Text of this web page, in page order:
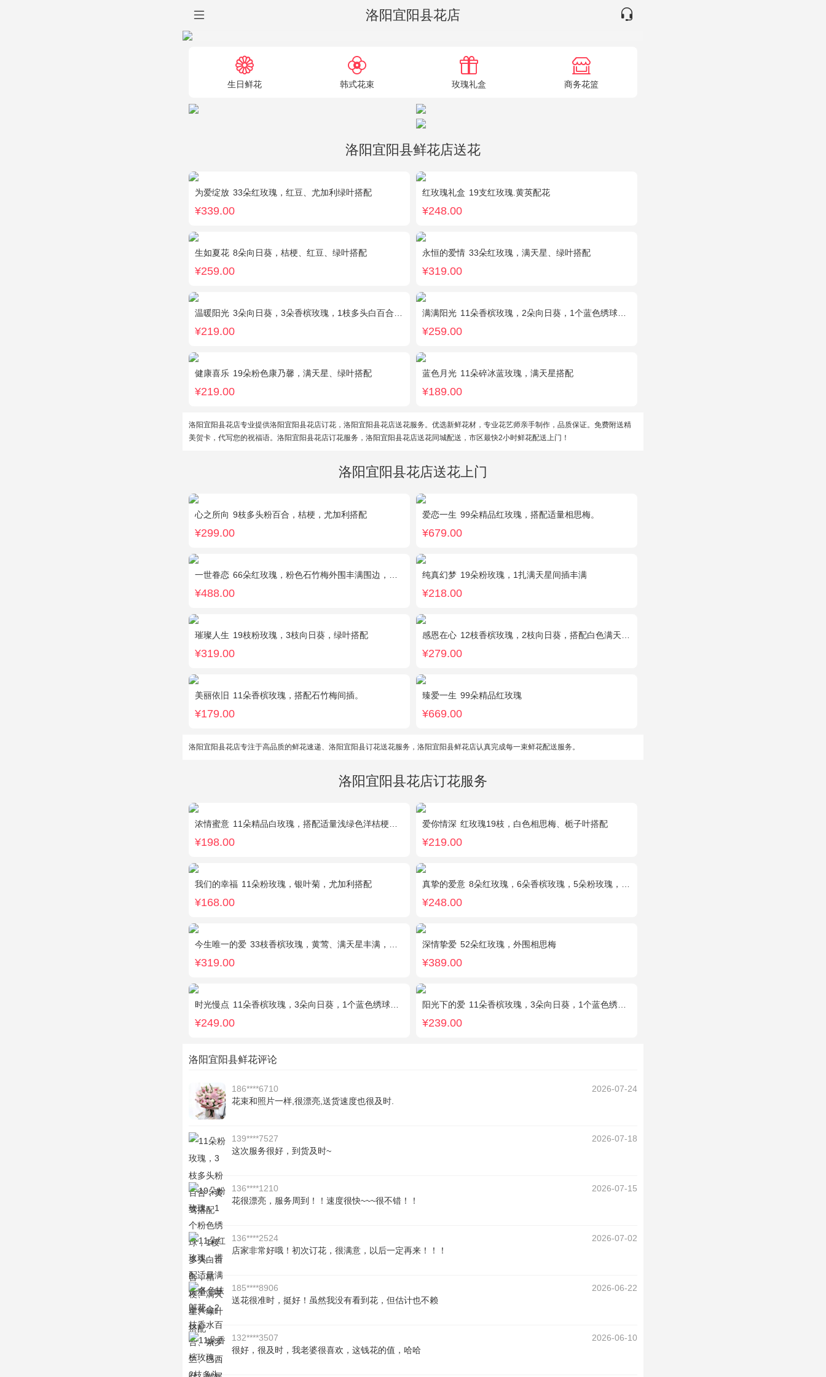
洛阳宜阳县花店
生日鲜花 韩式花束 玫瑰礼盒 商务花篮
洛阳宜阳县鲜花店送花
为爱绽放 33朵红玫瑰，红豆、尤加利绿叶搭配
¥339.00
红玫瑰礼盒 19支红玫瑰.黄英配花
¥248.00
生如夏花 8朵向日葵，桔梗、红豆、绿叶搭配
¥259.00
永恒的爱情 33朵红玫瑰，满天星、绿叶搭配
¥319.00
温暖阳光 3朵向日葵，3朵香槟玫瑰，1枝多头白百合，配花、配草搭配
¥219.00
满满阳光 11朵香槟玫瑰，2朵向日葵，1个蓝色绣球，配花、桔梗、绿叶搭配
¥259.00
健康喜乐 19朵粉色康乃馨，满天星、绿叶搭配
¥219.00
蓝色月光 11朵碎冰蓝玫瑰，满天星搭配
¥189.00
洛阳宜阳县花店专业提供洛阳宜阳县花店订花，洛阳宜阳县花店送花服务。优选新鲜花材，专业花艺师亲手制作，品质保证。免费附送精
美贺卡，代写您的祝福语。洛阳宜阳县花店订花服务，洛阳宜阳县花店送花同城配送，市区最快2小时鲜花配送上门！
洛阳宜阳县花店送花上门
心之所向 9枝多头粉百合，桔梗，尤加利搭配
¥299.00
爱恋一生 99朵精品红玫瑰，搭配适量相思梅。
¥679.00
一世眷恋 66朵红玫瑰，粉色石竹梅外围丰满围边，黑色丝带搭配
¥488.00
纯真幻梦 19朵粉玫瑰，1扎满天星间插丰满
¥218.00
璀璨人生 19枝粉玫瑰，3枝向日葵，绿叶搭配
¥319.00
感恩在心 12枝香槟玫瑰，2枝向日葵，搭配白色满天星、尤加利叶
¥279.00
美丽依旧 11朵香槟玫瑰，搭配石竹梅间插。
¥179.00
臻爱一生 99朵精品红玫瑰
¥669.00
洛阳宜阳县花店专注于高品质的鲜花速递、洛阳宜阳县订花送花服务，洛阳宜阳县鲜花店认真完成每一束鲜花配送服务。
洛阳宜阳县花店订花服务
浓情蜜意 11朵精品白玫瑰，搭配适量浅绿色洋桔梗、书带草、黄莺。
¥198.00
爱你情深 红玫瑰19枝，白色相思梅、栀子叶搭配
¥219.00
我们的幸福 11朵粉玫瑰，银叶菊，尤加利搭配
¥168.00
真挚的爱意 8朵红玫瑰，6朵香槟玫瑰，5朵粉玫瑰，叶上黄金点缀。
¥248.00
今生唯一的爱 33枝香槟玫瑰，黄莺、满天星丰满，随机赠送2只小熊。
¥319.00
深情挚爱 52朵红玫瑰，外围相思梅
¥389.00
时光慢点 11朵香槟玫瑰，3朵向日葵，1个蓝色绣球，桔梗、绿叶搭配
¥249.00
阳光下的爱 11朵香槟玫瑰，3朵向日葵，1个蓝色绣球，配花、绿叶搭配
¥239.00
洛阳宜阳县鲜花评论
186****6710
2026-07-24
花束和照片一样,很漂亮,送货速度也很及时.
139****7527
2026-07-18
这次服务很好，到货及时~
136****1210
2026-07-15
花很漂亮，服务周到！！速度很快~~~很不错！！
136****2524
2026-07-02
店家非常好哦！初次订花，很满意，以后一定再来！！！
185****8906
2026-06-22
送花很准时，挺好！虽然我没有看到花，但估计也不赖
132****3507
2026-06-10
很好，很及时，我老婆很喜欢，这钱花的值，哈哈